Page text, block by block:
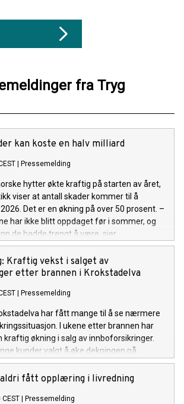
fra Tryg
kan koste en halv milliard
Pressemelding
hytter økte kraftig på starten av året,
viser at antall skader kommer til å
Det er en økning på over 50 prosent. –
har ikke blitt oppdaget før i sommer, og
de hadde trengt å være, sier
Espen Borge i Tryg Forsikring.
Kraftig vekst i salget av
etter brannen i Krokstadelva
Pressemelding
har fått mange til å se nærmere
I ukene etter brannen har
kraftig økning i salg av innboforsikringer.
kunder valgt å øke dekningen på
de allerede har.
aldri fått opplæring i livredning
Pressemelding